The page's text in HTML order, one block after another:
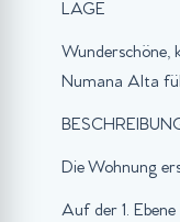
LAGE
Wunderschöne,
Numana Alta
Die Wohnung
Auf der 1.